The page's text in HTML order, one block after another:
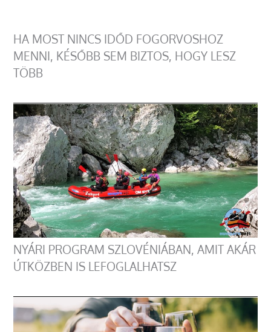
HA MOST NINCS IDŐD FOGORVOSHOZ
MENNI, KÉSŐBB SEM BIZTOS, HOGY LESZ
TÖBB
NYÁRI PROGRAM SZLOVÉNIÁBAN, AMIT AKÁR
ÚTKÖZBEN IS LEFOGLALHATSZ